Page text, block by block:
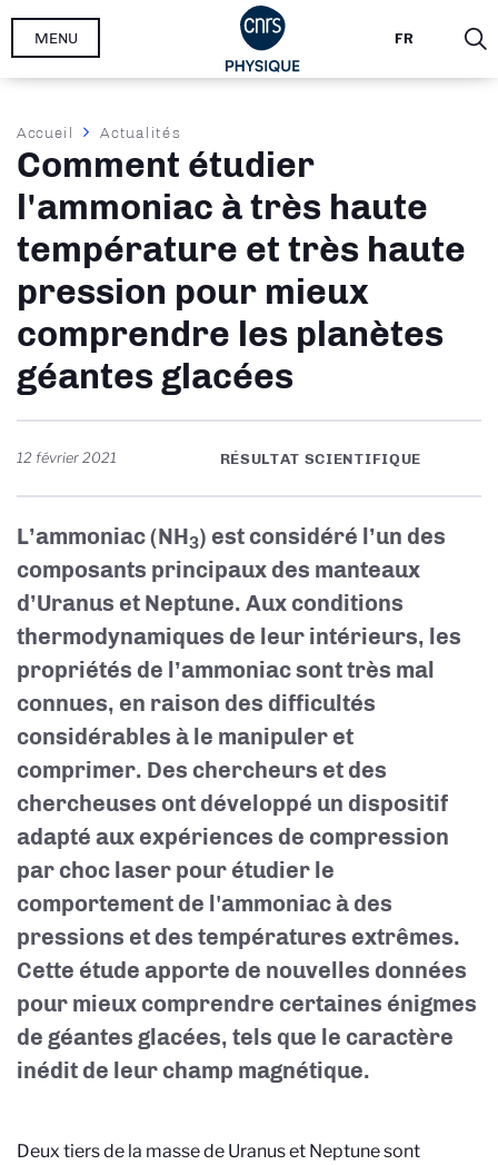
Aller
FR
MENU
Fil
d'Ariane
Accueil Actualités
Comment étudier
l'ammoniac à très haute
température et très haute
pression pour mieux
comprendre les planètes
géantes glacées
12 février 2021 RÉSULTAT SCIENTIFIQUE
L’ammoniac (NH3) est considéré l’un des
composants principaux des manteaux
d’Uranus et Neptune. Aux conditions
thermodynamiques de leur intérieurs, les
propriétés de l’ammoniac sont très mal
connues, en raison des difficultés
considérables à le manipuler et
comprimer. Des chercheurs et des
chercheuses ont développé un dispositif
adapté aux expériences de compression
par choc laser pour étudier le
comportement de l'ammoniac à des
pressions et des températures extrêmes.
Cette étude apporte de nouvelles données
pour mieux comprendre certaines énigmes
de géantes glacées, tels que le caractère
inédit de leur champ magnétique.
Deux tiers de la masse de Uranus et Neptune sont